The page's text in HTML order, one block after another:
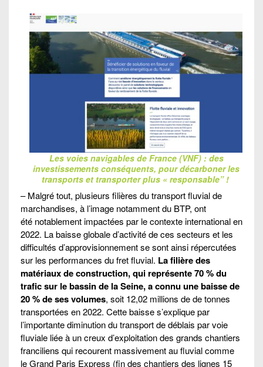
Les voies navigables de France (VNF) : des
investissements conséquents, pour décarboner les
transports et transporter plus « responsable” !
– Malgré tout, plusieurs filières du transport fluvial de
marchandises, à l’image notamment du BTP, ont
été notablement impactées par le contexte international en
2022. La baisse globale d’activité de ces secteurs et les
difficultés d’approvisionnement se sont ainsi répercutées
sur les performances du fret fluvial. La filière des
matériaux de construction, qui représente 70 % du
trafic sur le bassin de la Seine, a connu une baisse de
20 % de ses volumes, soit 12,02 millions de de tonnes
transportées en 2022. Cette baisse s’explique par
l’importante diminution du transport de déblais par voie
fluviale liée à un creux d’exploitation des grands chantiers
franciliens qui recourent massivement au fluvial comme
le Grand Paris Express (fin des chantiers des lignes 15